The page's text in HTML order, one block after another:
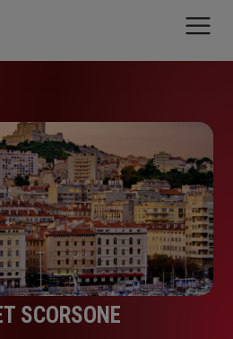
SCORSONE